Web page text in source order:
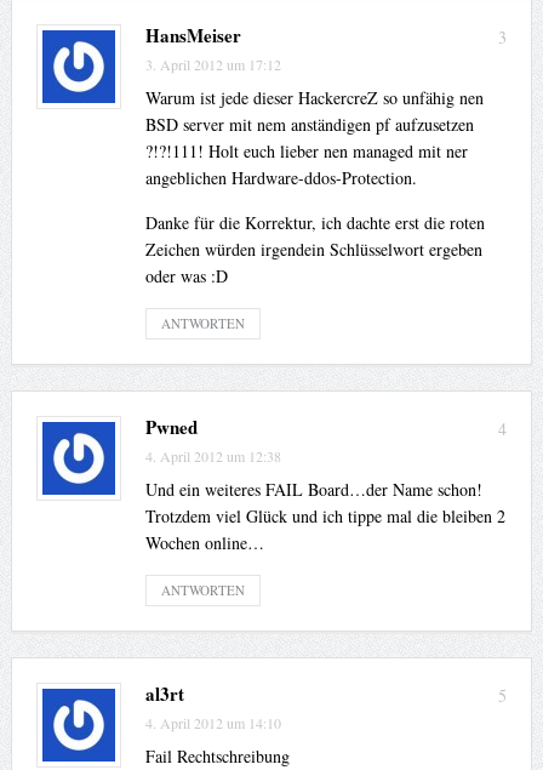
3
HansMeiser
3. April 2012 um 17:12
Warum ist jede dieser HackercreZ so unfähig nen
BSD server mit nem anständigen pf aufzusetzen
?!?!111! Holt euch lieber nen managed mit ner
angeblichen Hardware-ddos-Protection.
Danke für die Korrektur, ich dachte erst die roten
Zeichen würden irgendein Schlüsselwort ergeben
oder was :D
ANTWORTEN
4
Pwned
4. April 2012 um 12:38
Und ein weiteres FAIL Board…der Name schon!
Trotzdem viel Glück und ich tippe mal die bleiben 2
Wochen online…
ANTWORTEN
5
al3rt
4. April 2012 um 14:10
Fail Rechtschreibung